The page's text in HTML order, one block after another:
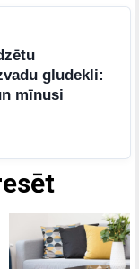
gludekli:
mīnusi